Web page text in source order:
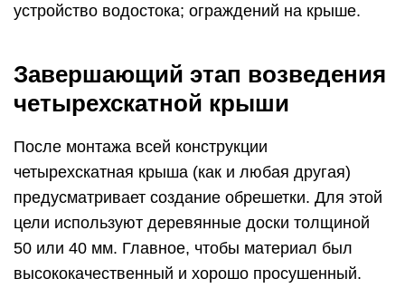
устройство водостока; ограждений на крыше.
Завершающий этап возведения
четырехскатной крыши
После монтажа всей конструкции
четырехскатная крыша (как и любая другая)
предусматривает создание обрешетки. Для этой
цели используют деревянные доски толщиной
50 или 40 мм. Главное, чтобы материал был
высококачественный и хорошо просушенный.